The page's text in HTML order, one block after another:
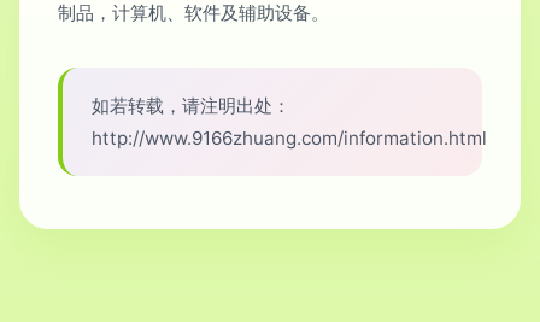
制品，计算机、软件及辅助设备。
如若转载，请注明出处：
http://www.9166zhuang.com/information.html